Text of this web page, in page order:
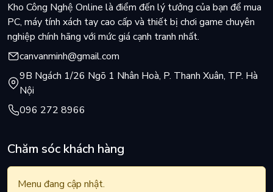
Kho Công Nghệ Online là điểm đến lý tưởng của bạn để mua
PC, máy tính xách tay cao cấp và thiết bị chơi game chuyên
nghiệp chính hãng với mức giá cạnh tranh nhất.
canvanminh@gmail.com
9B Ngách 1/26 Ngõ 1 Nhân Hoà, P. Thanh Xuân, TP. Hà
Nội
096 272 8966
Chăm sóc khách hàng
Menu đang cập nhật.